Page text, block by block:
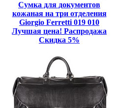
Сумка для документов
кожаная на три отделения
Giorgio Ferretti 019 010
Лучшая цена! Распродажа
Скидка 5%